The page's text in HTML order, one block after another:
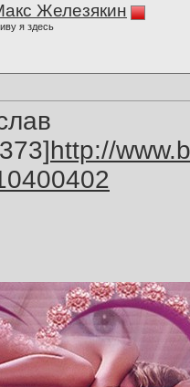
Железякин
я здесь
http://